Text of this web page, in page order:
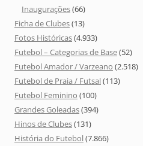
Inaugurações(66)
Ficha de Clubes(13)
Fotos Históricas(4.933)
Futebol – Categorias de Base(52)
Futebol Amador / Varzeano (2.518)
Futebol de Praia / Futsal(113)
Futebol Feminino (100)
Grandes Goleadas(394)
Hinos de Clubes(131)
História do Futebol(7.866)